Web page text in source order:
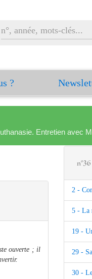
?
Entretien avec
ouverte ; il
n°36
2 -
5 - La
19 -
29 -
30 -